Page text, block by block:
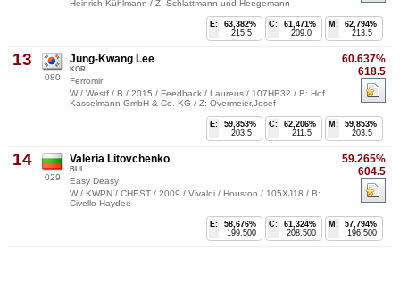
Heinrich Kühlmann / Z: Schlattmann und Heegemann
M:
62,794%
213.5
C:
61,471%
209.0
E:
63,382%
215.5
13
080
60.637%
618.5
Jung-Kwang Lee
KOR
Ferromir
W / Westf / B / 2015 / Feedback / Laureus / 107HB32 / B: Hof
Kasselmann GmbH & Co. KG / Z: Overmeier,Josef
M:
59,853%
203.5
C:
62,206%
211.5
E:
59,853%
203.5
14
029
59.265%
604.5
Valeria Litovchenko
BUL
Easy Deasy
W / KWPN / CHEST / 2009 / Vivaldi / Houston / 105XJ18 / B:
Civello Haydee
M:
57,794%
196.500
C:
61,324%
208.500
E:
58,676%
199.500